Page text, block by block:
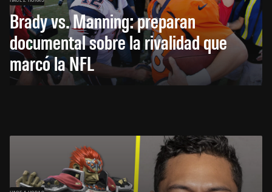
Brady vs. Manning: preparan
documental sobre la rivalidad que
marcó la NFL